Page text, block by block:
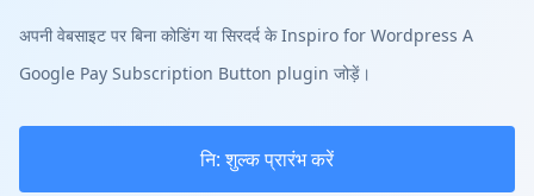
अपनी वेबसाइट पर बिना कोडिंग या सिरदर्द के Inspiro for Wordpress A
Google Pay Subscription Button plugin जोड़ें।
नि: शुल्क प्रारंभ करें